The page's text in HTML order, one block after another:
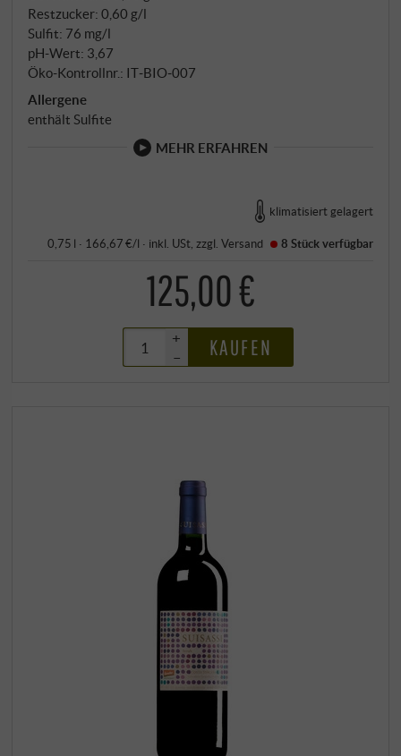
Restzucker: 0,60 g/l
Sulfit: 76 mg/l
pH-Wert: 3,67
Öko-Kontrollnr.: IT‑BIO‑007
Allergene
enthält Sulfite
MEHR ERFAHREN
klimatisiert gelagert
0,75 l · 166,67 €/l · inkl. USt , zzgl.Versand 8 Stückverfügbar
125,00 €
+
–
KAUFEN